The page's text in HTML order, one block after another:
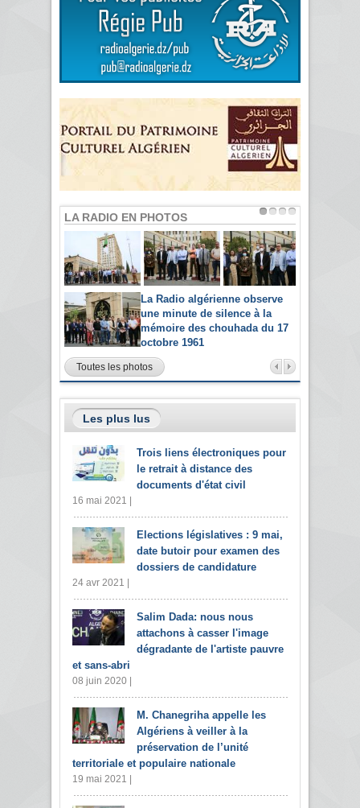
LA RADIO EN PHOTOS
La Radio algérienne observe
une minute de silence à la
mémoire des chouhada du 17
octobre 1961
Toutes les photos
Les plus lus
Trois liens électroniques pour
le retrait à distance des
documents d'état civil
16 mai 2021 |
Elections législatives : 9 mai,
date butoir pour examen des
dossiers de candidature
24 avr 2021 |
Salim Dada: nous nous
attachons à casser l'image
dégradante de l'artiste pauvre
et sans-abri
08 juin 2020 |
M. Chanegriha appelle les
Algériens à veiller à la
préservation de l’unité
territoriale et populaire nationale
19 mai 2021 |